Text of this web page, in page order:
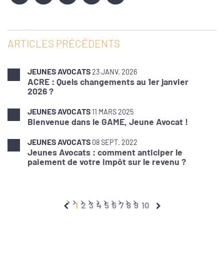
ARTICLES PRÉCÉDENTS
JEUNES AVOCATS23 JANV. 2026
ACRE : Quels changements au 1er janvier
2026 ?
JEUNES AVOCATS11 MARS 2025
Bienvenue dans le GAME, Jeune Avocat !
JEUNES AVOCATS 08 SEPT. 2022
Jeunes Avocats : comment anticiper le
paiement de votre impôt sur le revenu ?
1 2 3 4 5 6 7 8 9 10